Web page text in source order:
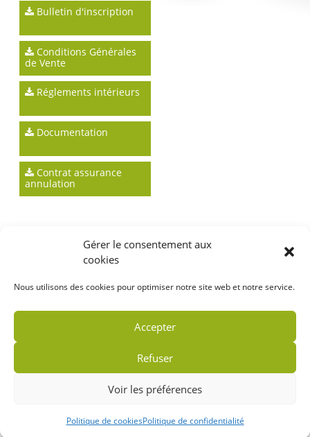
Gérer le consentement aux
cookies
Nous utilisons des cookies pour optimiser notre site web et notre service.
Accepter
Refuser
Voir les préférences
Politique de cookiesPolitique de confidentialité
Bulletin d'inscription
Conditions Générales
de Vente
Réglements intérieurs
Documentation
Contrat assurance
annulation